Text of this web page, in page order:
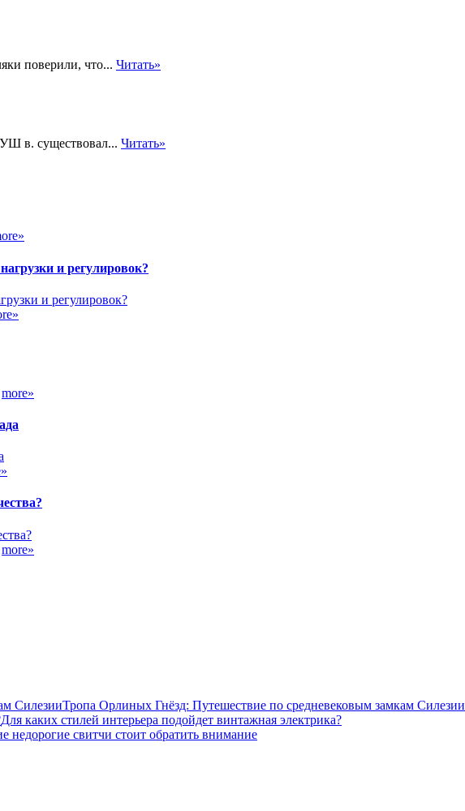
поверили, что... Читать»
в. существовал... Читать»
и регулировок?
more»
more»
Тропа Орлиных Гнёзд: Путешествие по средневековым замкам Силезии
Для каких стилей интерьера подойдет винтажная электрика?
недорогие свитчи стоит обратить внимание